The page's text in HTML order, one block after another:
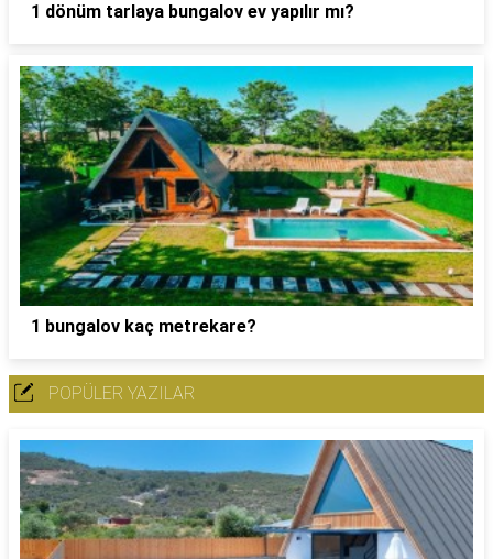
1 dönüm tarlaya bungalov ev yapılır mı?
1 bungalov kaç metrekare?
POPÜLER YAZILAR